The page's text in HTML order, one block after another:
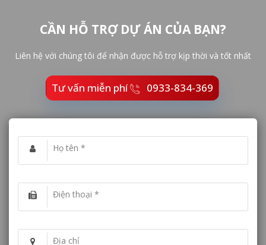
CẦN HỖ TRỢ DỰ ÁN CỦA BẠN?
Liên hệ với chúng tôi để nhận được hỗ trợ kịp thời và tốt nhất
Tư vấn miễn phí 0933-834-369
Họ tên *
Điện thoại *
Địa chỉ